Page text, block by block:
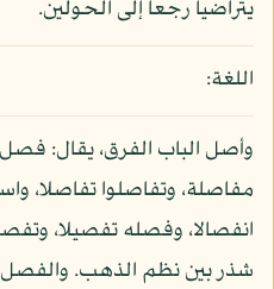
يتراضيا رجعا إلى الحولين.
اللغة:
وأصل الباب الفرق، يقال:
مفاصلة، وتفاصلوا تفاصلا،
انفصالا، وفصله تفصيلا،
شذر بين نظم الذهب. والفصل: